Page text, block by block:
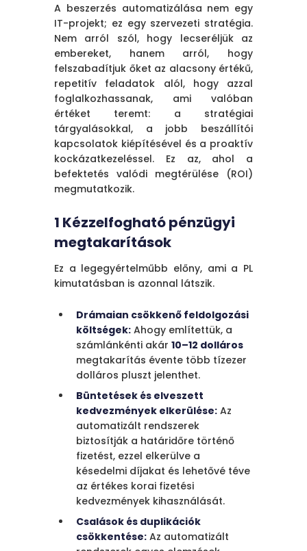
A beszerzés automatizálása nem egy
IT-projekt; ez egy szervezeti stratégia.
Nem arról szól, hogy lecseréljük az
embereket, hanem arról, hogy
felszabadítjuk őket az alacsony értékű,
repetitív feladatok alól, hogy azzal
foglalkozhassanak, ami valóban
értéket teremt: a stratégiai
tárgyalásokkal, a jobb beszállítói
kapcsolatok kiépítésével és a proaktív
kockázatkezeléssel. Ez az, ahol a
befektetés valódi megtérülése (ROI)
megmutatkozik.
1 Kézzelfogható pénzügyi
megtakarítások
Ez a legegyértelműbb előny, ami a PL
kimutatásban is azonnal látszik.
Drámaian csökkenő feldolgozási
költségek: Ahogy említettük, a
számlánkénti akár 10–12 dolláros
megtakarítás évente több tízezer
dolláros pluszt jelenthet.
Büntetések és elveszett
kedvezmények elkerülése: Az
automatizált rendszerek
biztosítják a határidőre történő
fizetést, ezzel elkerülve a
késedelmi díjakat és lehetővé téve
az értékes korai fizetési
kedvezmények kihasználását.
Csalások és duplikációk
csökkentése: Az automatizált